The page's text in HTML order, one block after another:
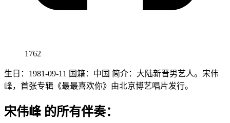
1762
生日：1981-09-11 国籍：中国 简介：大陆新晋男艺人。宋伟
峰，首张专辑《最最喜欢你》由北京博艺唱片发行。
宋伟峰 的所有伴奏：